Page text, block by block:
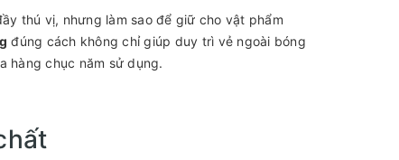
thú vị, nhưng làm sao để giữ cho vật phẩm
đúng cách không chỉ giúp duy trì vẻ ngoài bóng
hàng chục năm sử dụng.